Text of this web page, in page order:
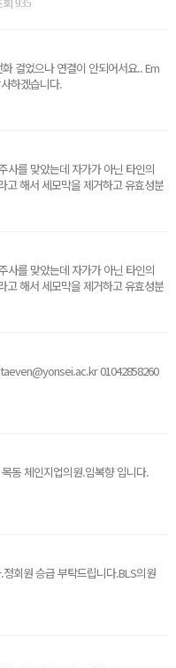
회 935
걸었으나 연결이 안되어서요.. Em
하겠습니다.
사를 맞았는데 자가가 아닌 타인의
고 해서 세모막을 제거하고 유효성분
사를 맞았는데 자가가 아닌 타인의
고 해서 세모막을 제거하고 유효성분
01042858260
동 체인지업의원.임복향 입니다.
회원 승급 부탁드립니다.BLS의원